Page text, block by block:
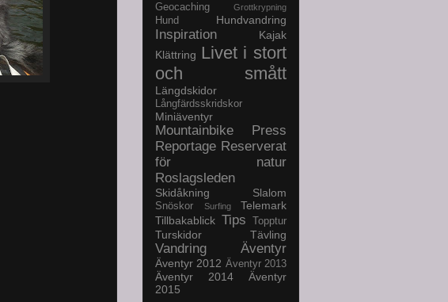
Geocaching Grottkrypning
Hund Hundvandring
Inspiration
Kajak
Klättring Livet i stort
och smått
Längdskidor
Långfärdsskridskor
Miniäventyr
Mountainbike
Press
Reportage Reserverat
för natur
Roslagsleden
Skidåkning Slalom
Snöskor Surfing
Telemark
Tillbakablick Tips Topptur
Turskidor Tävling
Vandring Äventyr
Äventyr 2012 Äventyr 2013
Äventyr 2014
Äventyr
2015